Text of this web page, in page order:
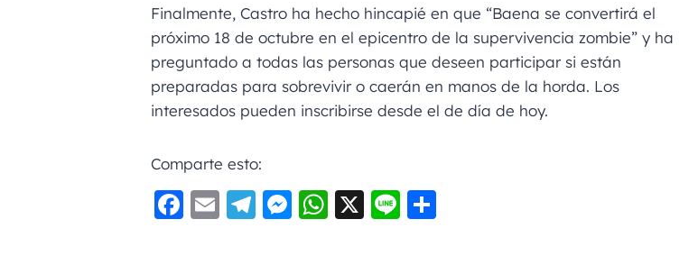
Finalmente, Castro ha hecho hincapié en que “Baena se convertirá el
próximo 18 de octubre en el epicentro de la supervivencia zombie” y ha
preguntado a todas las personas que deseen participar si están
preparadas para sobrevivir o caerán en manos de la horda. Los
interesados pueden inscribirse desde el de día de hoy.
Comparte esto:
F E Te M W X Li C